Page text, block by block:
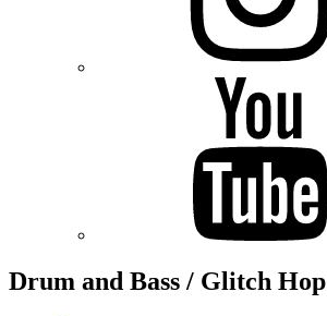
Drum and Bass / Glitch Hop